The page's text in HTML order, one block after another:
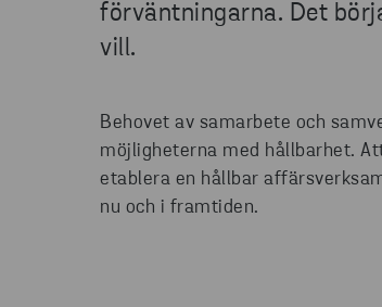
förväntningarna. Det
vill.
Behovet av samarbete och
möjligheterna med hållbarhet.
etablera en hållbar
nu och i framtiden.